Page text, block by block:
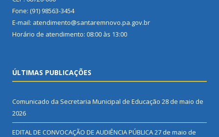
Fone: (91) 98563-3454
E-mail: atendimento@santaremnovo.pa.gov.br
Horário de atendimento: 08:00 às 13:00
ÚLTIMAS PUBLICAÇÕES
Comunicado da Secretaria Municipal de Educação 28 de maio de
2026
EDITAL DE CONVOCAÇÃO DE AUDIÊNCIA PÚBLICA27 de maio de